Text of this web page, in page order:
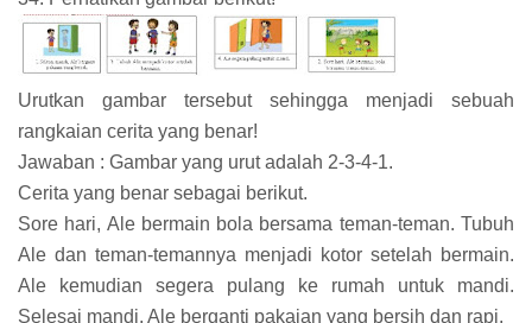
Urutkan gambar tersebut sehingga menjadi sebuah
rangkaian cerita yang benar!
Jawaban : Gambar yang urut adalah 2-3-4-1.
Cerita yang benar sebagai berikut.
Sore hari, Ale bermain bola bersama teman-teman. Tubuh
Ale dan teman-temannya menjadi kotor setelah bermain.
Ale kemudian segera pulang ke rumah untuk mandi.
Selesai mandi, Ale berganti pakaian yang bersih dan rapi.